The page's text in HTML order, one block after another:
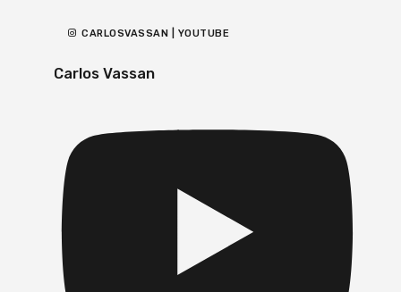
CARLOSVASSAN | YOUTUBE
Carlos Vassan